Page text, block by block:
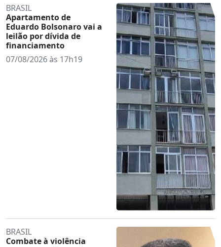
BRASIL
Apartamento de
Eduardo Bolsonaro vai a
leilão por dívida de
financiamento
07/08/2026 às 17h19
BRASIL
Combate à violência